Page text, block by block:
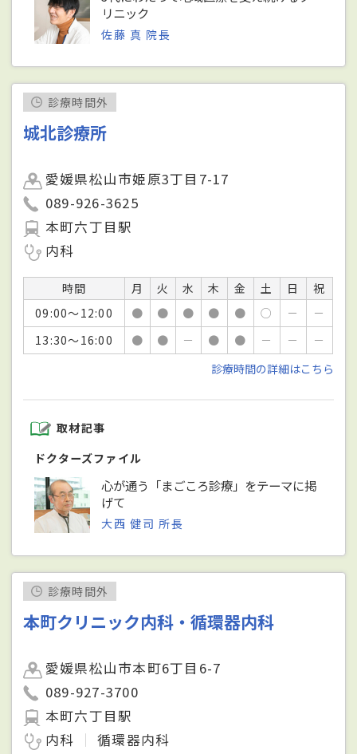
リニック
佐藤 真 院長
診療時間外
城北診療所
愛媛県松山市姫原3丁目7-17
089-926-3625
本町六丁目駅
内科
時間 月 火 水 木 金 土 日
祝
09:00～12:00
● ● ● ● ● ○ －
－
13:30～16:00
● ● － ● ● － －
－
診療時間の詳細はこちら
取材記事
ドクターズファイル
心が通う「まごころ診療」をテーマに掲
げて
大西 健司 所長
診療時間外
本町クリニック内科・循環器内科
愛媛県松山市本町6丁目6-7
089-927-3700
本町六丁目駅
内科
循環器内科